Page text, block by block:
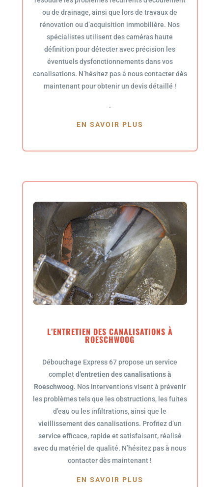
ou de drainage, ainsi que lors de travaux de
rénovation ou d’acquisition immobilière. Nos
spécialistes utilisent des caméras haute
définition pour détecter avec précision les
éventuels dysfonctionnements dans vos
canalisations. N’hésitez pas à nous contacter dès
maintenant pour obtenir un devis détaillé !
.
EN SAVOIR PLUS
L’ENTRETIEN DES CANALISATIONS À
ROESCHWOOG
Débouchage Express 67 propose un service
completd’entretien des canalisations à
Roeschwoog. Nos interventions visent à prévenir
les problèmes tels que les obstructions, les fuites
d’eau ou les infiltrations, ainsi que le
vieillissement des canalisations. Profitez d’un
service efficace, rapide et satisfaisant, réalisé
avec du matériel de qualité. N’hésitez pas à nous
contacter dès maintenant !
EN SAVOIR PLUS